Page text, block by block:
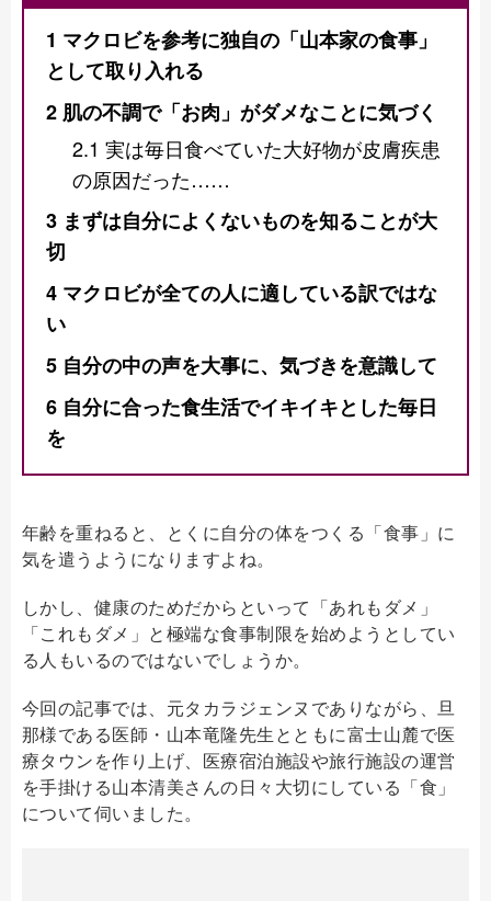
1 マクロビを参考に独自の「山本家の食事」
として取り入れる
2 肌の不調で「お肉」がダメなことに気づく
2.1 実は毎日食べていた大好物が皮膚疾患
の原因だった……
3 まずは自分によくないものを知ることが大
切
4 マクロビが全ての人に適している訳ではな
い
5 自分の中の声を大事に、気づきを意識して
6 自分に合った食生活でイキイキとした毎日
を
年齢を重ねると、とくに自分の体をつくる「食事」に
気を遣うようになりますよね。
しかし、健康のためだからといって「あれもダメ」
「これもダメ」と極端な食事制限を始めようとしてい
る人もいるのではないでしょうか。
今回の記事では、元タカラジェンヌでありながら、旦
那様である医師・山本竜隆先生とともに富士山麓で医
療タウンを作り上げ、医療宿泊施設や旅行施設の運営
を手掛ける山本清美さんの日々大切にしている「食」
について伺いました。